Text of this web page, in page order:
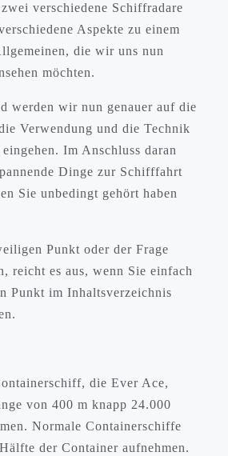
verschiedene Schiffradare
Aspekte zu einem
die wir uns nun
möchten.
werden wir nun genauer auf die
Verwendung und die Technik
Im Anschluss daran
Dinge zur Schifffahrt
Sie unbedingt gehört haben
Punkt oder der Frage
reicht es aus, wenn Sie einfach
Punkt im Inhaltsverzeichnis
die Ever Ace,
von 400 m knapp 24.000
Normale Containerschiffe
der Container aufnehmen.